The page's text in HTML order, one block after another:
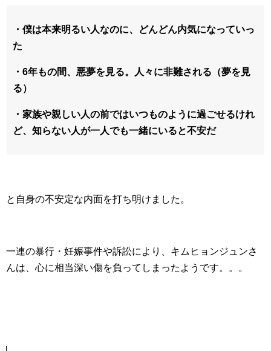
・僕は本来明るい人なのに、どんどん内気になっていっ
た
・6年もの間、悪夢を見る。人々に非難される（夢を見
る）
・家族や親しい人の前ではいつものように過ごせるけれ
ど、知らない人が一人でも一緒にいると不安だ
と自身の不安定な内面を打ち明けました。
一連の暴行・妊娠事件や訴訟により、キムヒョンジュンさ
んは、心に相当深い傷を負ってしまったようです。。。